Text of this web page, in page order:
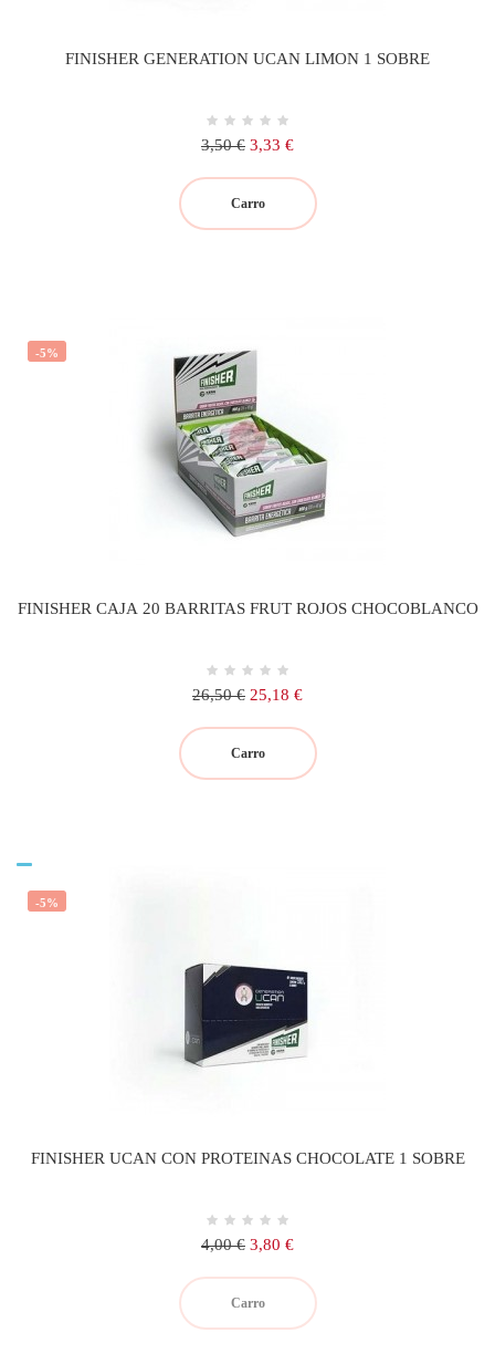
FINISHER GENERATION UCAN LIMON 1 SOBRE
Precio
3,50 € Precio
3,33 €
Carro
-5%
FINISHER CAJA 20 BARRITAS FRUT ROJOS CHOCOBLANCO
Precio
26,50 € Precio
25,18 €
Carro
-5%
FINISHER UCAN CON PROTEINAS CHOCOLATE 1 SOBRE
Precio
4,00 € Precio
3,80 €
Carro